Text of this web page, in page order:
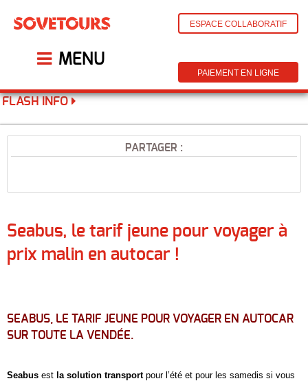
MENU
ESPACE COLLABORATIF
PAIEMENT EN LIGNE
FLASH INFO
PARTAGER :
Seabus, le tarif jeune pour voyager à
prix malin en autocar !
SEABUS, LE TARIF JEUNE POUR VOYAGER EN AUTOCAR
SUR TOUTE LA VENDÉE.
Seabus est la solution transportpour l’été et pour les samedis si vous